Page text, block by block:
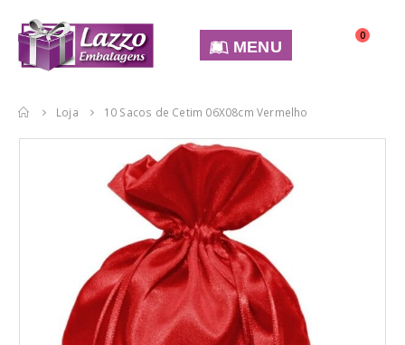
MENU
0
Loja 10 Sacos de Cetim 06X08cm Vermelho